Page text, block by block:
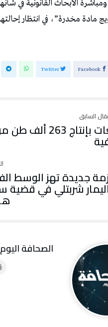
الأبحاث القانونية في
مادة مخدرة”، في انتظار
Facebook
Twitter
توقعات بإنتاج
جديدة تهز الوسط
شربتلي في